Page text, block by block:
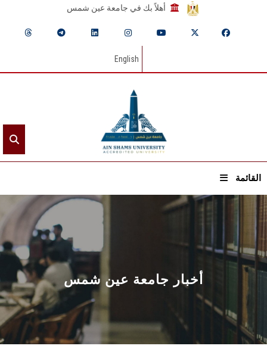
أهلاً بك في جامعة عين شمس
English
القائمة
الرئيسيـة
عن الجامعة
القطاعـات
الشئون الأكاديمية
البحث العلمي
أخبار جامعة عين شمس